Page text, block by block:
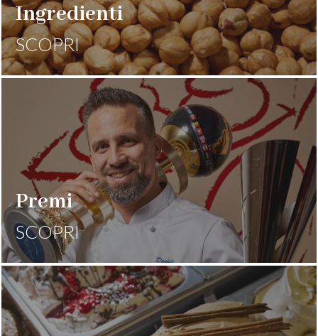
Ingredienti
SCOPRI
Premi
SCOPRI